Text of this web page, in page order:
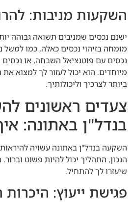
השקעות מניבות:
ישנם נכסים שמניבים תשואה גבוהה
מומחה בזיהוי נכסים כאלה, כמו למשל
נכסים עם פוטנציאל השבחה, או
מיוחדים. הוא יכול לעזור לך למצוא
ביותר לצרכיך וליכולותיך.
צעדים ראשונים
בנדל"ן באתונה:
השקעה בנדל"ן באתונה עשויה
הנכון, התהליך יכול להיות פשוט
שיעזרו לך להתחיל.
פגישת ייעוץ: היכרות